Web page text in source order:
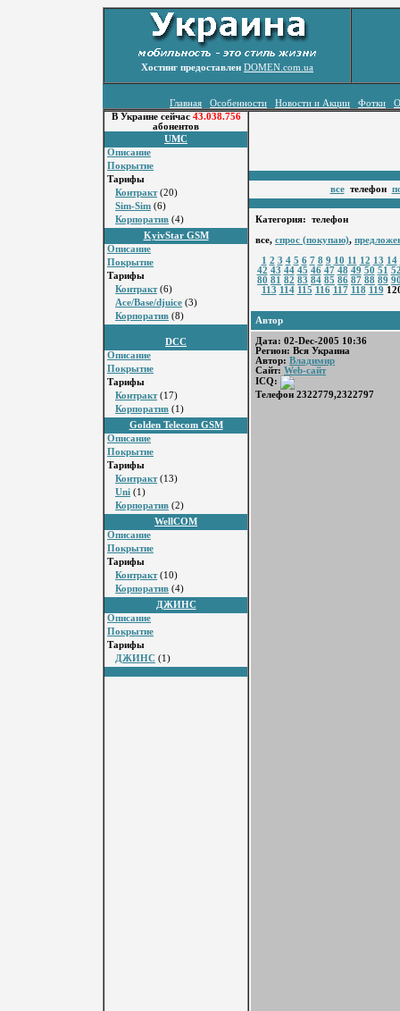
Хостинг предоставлен DOMEN.com.ua
Главная Особенности Новости и Акции Фотки
В Украине сейчас 43.038.756
абонентов
UMC
Описание
Покрытие
Тарифы
Контракт(20)
Sim-Sim (6)
Корпоратив (4)
KyivStar GSM
Описание
Покрытие
Тарифы
Контракт(6)
Ace/Base/djuice (3)
Корпоратив (8)
DCC
Описание
Покрытие
Тарифы
Контракт(17)
Корпоратив (1)
Golden Telecom GSM
Описание
Покрытие
Тарифы
Контракт(13)
Uni (1)
Корпоратив (2)
WellCOM
Описание
Покрытие
Тарифы
Контракт(10)
Корпоратив (4)
ДЖИНС
Описание
Покрытие
Тарифы
ДЖИНС (1)
всетелефон
Категория: телефон
все, спрос (покупаю),
1 2 3 4 5 6 7 8 9 10 11 12 13 14
42 43 44 45 46 47 48 49 50 51
80 81 82 83 84 85 86 87 88 89
113 114 115 116 117 118 119
Автор
Дата: 02-Dec-2005 10:36
Регион: Вся Украина
Автор: Владимир
Сайт: Web-сайт
ICQ:
Телефон 2322779,2322797